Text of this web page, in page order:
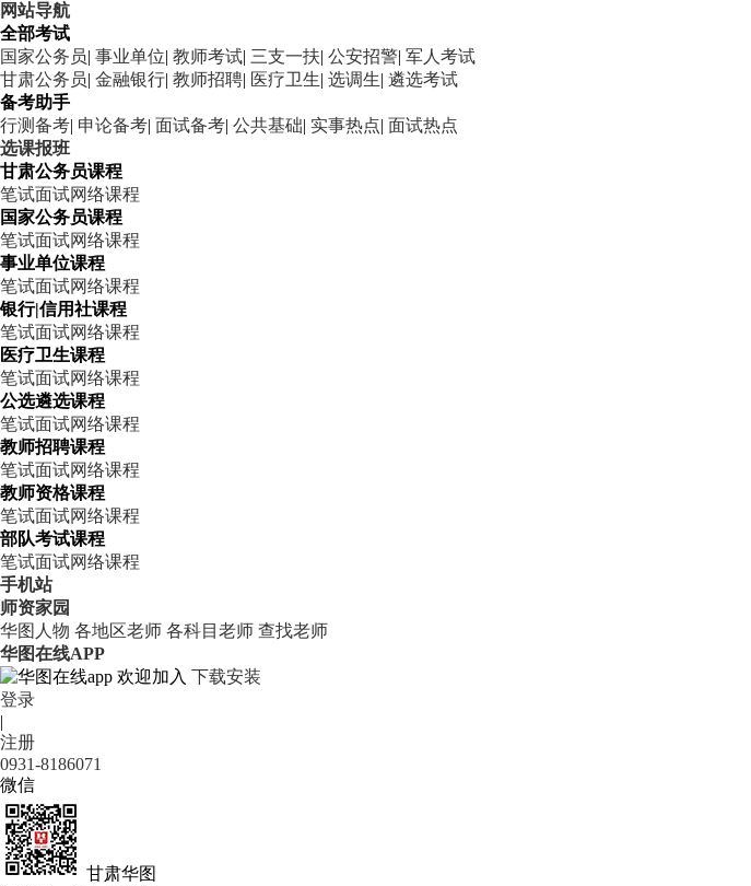
网站导航
全部考试
国家公务员| 事业单位| 教师考试| 三支一扶| 公安招警| 军人考试
甘肃公务员| 金融银行| 教师招聘| 医疗卫生| 选调生| 遴选考试
备考助手
行测备考| 申论备考| 面试备考| 公共基础| 实事热点| 面试热点
选课报班
甘肃公务员课程
笔试面试网络课程
国家公务员课程
笔试面试网络课程
事业单位课程
笔试面试网络课程
银行|信用社课程
笔试面试网络课程
医疗卫生课程
笔试面试网络课程
公选遴选课程
笔试面试网络课程
教师招聘课程
笔试面试网络课程
教师资格课程
笔试面试网络课程
部队考试课程
笔试面试网络课程
手机站
师资家园
华图人物 各地区老师 各科目老师 查找老师
华图在线APP
欢迎加入 下载安装
登录
|
注册
0931-8186071
微信
甘肃华图